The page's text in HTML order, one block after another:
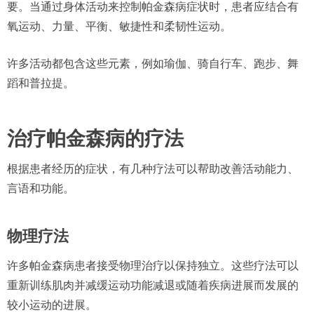
要。当通过身体活动来控制帕金森病症状时，患者应结合有
氧运动、力量、平衡、敏捷性和柔韧性运动。
许多活动都包含这些元素，例如瑜伽、骑自行车、跑步、舞
蹈和普拉提。
治疗帕金森病的疗法
根据患者经历的症状，有几种疗法可以帮助改善活动能力、
言语和功能。
物理疗法
许多帕金森病患者接受物理治疗以保持独立。这些疗法可以
重新训练肌肉并减缓运动功能减退或随着疾病进展而发展的
较小运动的进展。